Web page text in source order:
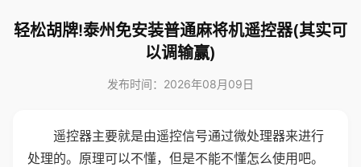
轻松胡牌!泰州免安装普通麻将机遥控器(其实可
以调输赢)
发布时间：2026年08月09日
遥控器主要就是由遥控信号通过微处理器来进行
处理的。原理可以不懂，但是不能不懂怎么使用吧。